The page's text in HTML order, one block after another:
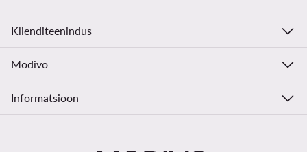
Klienditeenindus
Modivo
Informatsioon